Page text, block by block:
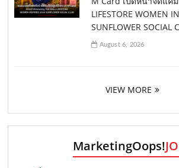
LIFESTORE WOMEN
SUNFLOWER SOCIAL
August 6, 2026
VIEW MORE
MarketingOops!